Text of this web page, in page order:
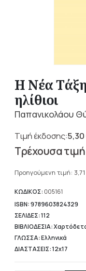
Η Νέα Τάξη
ηλίθιοι
Παπανικολάου
5,30
Original
price
5,30 €.
τρέχουσα
είναι:
3,71 €.
Προηγούμενη τιμή: 3,71
ΚΩΔΙΚΟΣ: 005161
ISBN: 9789603824329
ΣΕΛΙΔΕΣ: 112
ΒΙΒΛΙΟΔΕΣΙΑ:
ΓΛΩΣΣΑ: Ελληνικά
ΔΙΑΣΤΑΣΕΙΣ: 12x17